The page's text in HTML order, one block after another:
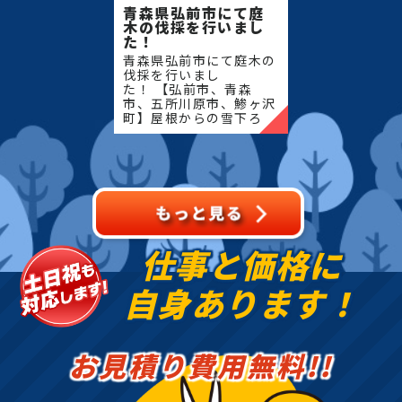
青森県弘前市にて庭
木の伐採を行いまし
た！
青森県弘前市にて庭木の
伐採を行いまし
た！ 【弘前市、青森
市、五所川原市、鯵ヶ沢
町】屋根からの雪下ろ
し・除雪・排雪などの作
業もお任せください！地
域密着で伐採・抜根・剪
定・草刈りなどのお庭の
こと、造園・
仕事と価格に
自身あります！
お見積り費用無料!!